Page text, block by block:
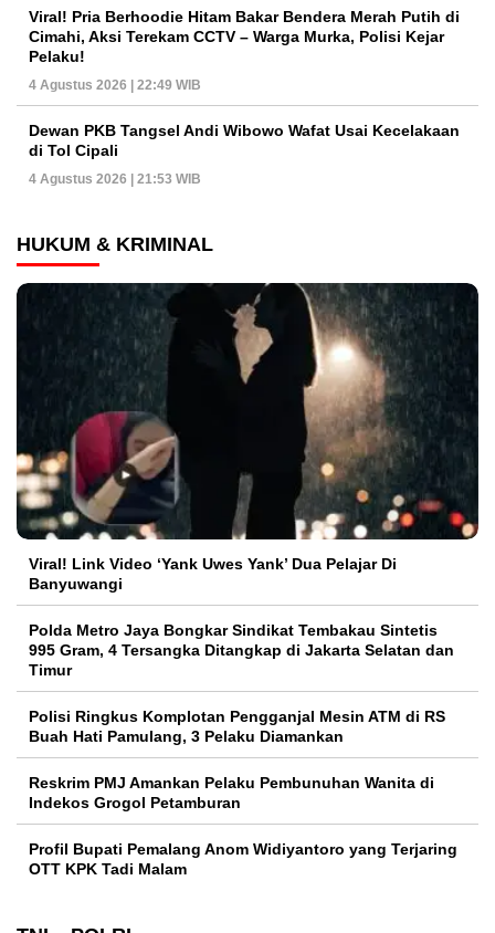
Viral! Pria Berhoodie Hitam Bakar Bendera Merah Putih di
Cimahi, Aksi Terekam CCTV – Warga Murka, Polisi Kejar
Pelaku!
4 Agustus 2026 | 22:49 WIB
Dewan PKB Tangsel Andi Wibowo Wafat Usai Kecelakaan
di Tol Cipali
4 Agustus 2026 | 21:53 WIB
HUKUM & KRIMINAL
Viral! Link Video ‘Yank Uwes Yank’ Dua Pelajar Di
Banyuwangi
Polda Metro Jaya Bongkar Sindikat Tembakau Sintetis
995 Gram, 4 Tersangka Ditangkap di Jakarta Selatan dan
Timur
Polisi Ringkus Komplotan Pengganjal Mesin ATM di RS
Buah Hati Pamulang, 3 Pelaku Diamankan
Reskrim PMJ Amankan Pelaku Pembunuhan Wanita di
Indekos Grogol Petamburan
Profil Bupati Pemalang Anom Widiyantoro yang Terjaring
OTT KPK Tadi Malam